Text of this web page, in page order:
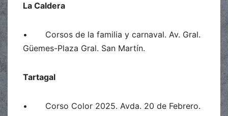
La Caldera
• Corsos de la familia y carnaval. Av. Gral.
Güemes-Plaza Gral. San Martín.
Tartagal
• Corso Color 2025. Avda. 20 de Febrero.